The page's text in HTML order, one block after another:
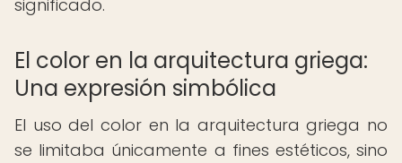
significado.
El color en la arquitectura griega:
Una expresión simbólica
El uso del color en la arquitectura griega no
se limitaba únicamente a fines estéticos, sino